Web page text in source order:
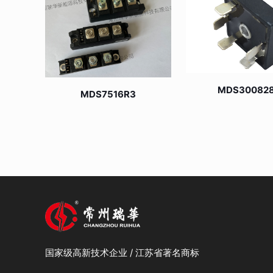
MDS7516R3
国家级高新技术企业 / 江苏省著名商标